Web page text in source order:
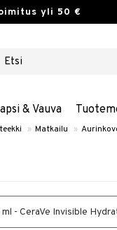
yli 50 €
& Vauva
» Matkailu »
ml - CeraVe Invisible